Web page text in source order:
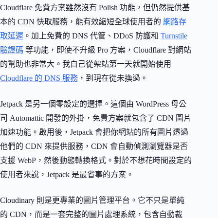
Cloudflare 免費方案雖然沒有 Polish 功能，但仍然提供基
本的 CDN 快取服務，能有效縮短全球使用者的 網路存
取延遲 。加上免費的 DNS 代管、DDoS 防護和 Turnstile
驗證碼 等功能，即使不升級 Pro 方案，Cloudflare 對網站
的幫助也非常大。我自己從架站第一天就開始使用
Cloudflare 的 DNS 服務 ，到現在從未換過。
Jetpack 是另一個零設定的選擇。這個由 WordPress 母公
司 Automattic 開發的外掛，免費方案就包含了 CDN 圖片
加速功能。啟用後，Jetpack 會把你網站的所有圖片透過
他們的 CDN 來提供服務，CDN 會自動偵測瀏覽器是否
支援 WebP，然後動態轉換格式。對於不想花時間設定的
使用者來說，Jetpack 是最省事的方案。
Cloudinary 則是更專業的圖片管理平台。它不只是單純
的 CDN，而是一套完整的圖片處理系統，包含自動裁